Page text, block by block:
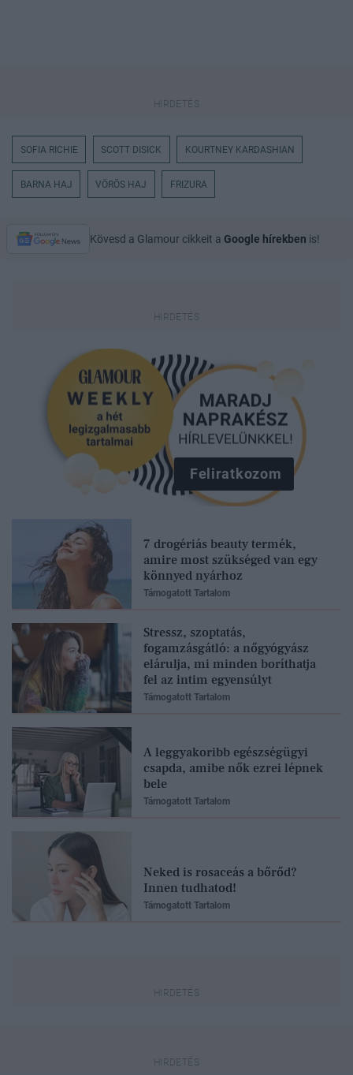
SOFIA RICHIE SCOTT DISICK KOURTNEY KARDASHIAN
BARNA HAJ VÖRÖS HAJ FRIZURA
Kövesd a Glamour cikkeit a Google hírekben is!
Feliratkozom
7 drogériás beauty termék,
amire most szükséged van egy
könnyed nyárhoz
Támogatott Tartalom
Stressz, szoptatás,
fogamzásgátló: a nőgyógyász
elárulja, mi minden boríthatja
fel az intim egyensúlyt
Támogatott Tartalom
A leggyakoribb egészségügyi
csapda, amibe nők ezrei lépnek
bele
Támogatott Tartalom
Neked is rosaceás a bőrőd?
Innen tudhatod!
Támogatott Tartalom